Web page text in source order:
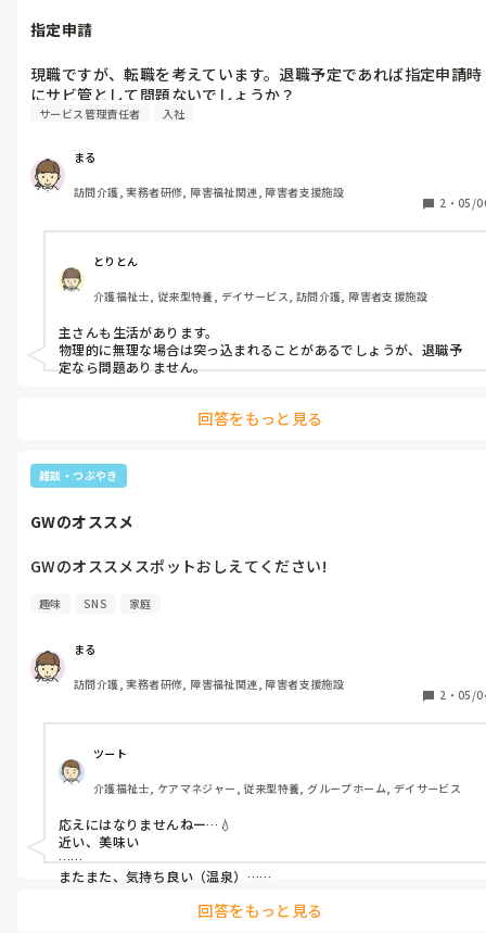
指定申請
現職ですが、転職を考えています。退職予定であれば指定申請時
サービス管理責任者 入社
まる
訪問介護, 実務者研修, 障害福祉関連, 障害者支援施設
2 ・ 05/
とりとん
介護福祉士, 従来型特養, デイサービス, 訪問介護, 障害者支援施設
主さんも生活があります。
物理的に無理な場合は突っ込まれることがあるでしょうが、退職予
定なら問題ありません。
回答をもっと見る
雑談・つぶやき
GWのオススメ
GWのオススメスポットおしえてください!
趣味 SNS 家庭
まる
訪問介護, 実務者研修, 障害福祉関連, 障害者支援施設
2 ・ 05/
ツート
介護福祉士, ケアマネジャー, 従来型特養, グループホーム, デイサービス
応えにはなりませんねー…💧
近い、美味い
……
またまた、気持ち良い（温泉）…
つまり歳をとったんだと我ながら思います。
回答をもっと見る